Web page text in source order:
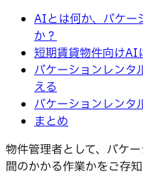
AIとは何か、バケー
か？
短期賃貸物件向けAI
バケーションレンタ
える
バケーションレンタ
まとめ
物件管理者として、バケ
間のかかる作業かをご存